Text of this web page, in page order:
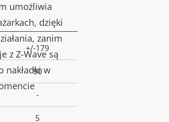
umożliwia
dzięki
zanim
z Z-Wave są
nakładki w
+/-179
90
-
5